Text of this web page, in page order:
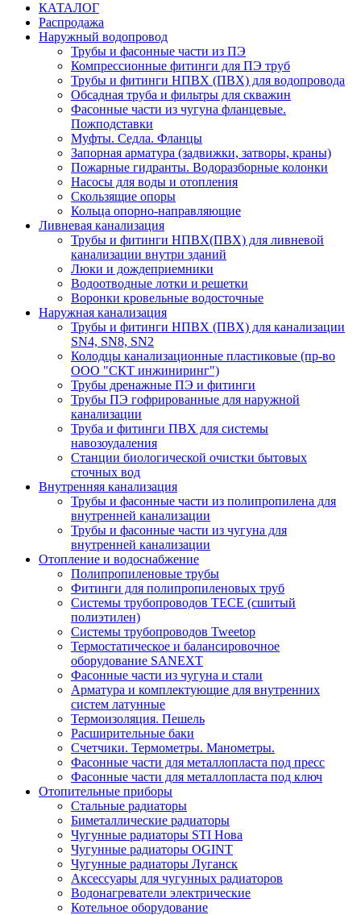
КАТАЛОГ
Распродажа
Наружный водопровод
Трубы и фасонные части из ПЭ
Компрессионные фитинги для ПЭ труб
Трубы и фитинги НПВХ (ПВХ) для водопровода
Обсадная труба и фильтры для скважин
Фасонные части из чугуна фланцевые.
Пожподставки
Муфты. Седла. Фланцы
Запорная арматура (задвижки, затворы, краны)
Пожарные гидранты. Водоразборные колонки
Насосы для воды и отопления
Скользящие опоры
Кольца опорно-направляющие
Ливневая канализация
Трубы и фитинги НПВХ(ПВХ) для ливневой
канализации внутри зданий
Люки и дождеприемники
Водоотводные лотки и решетки
Воронки кровельные водосточные
Наружная канализация
Трубы и фитинги НПВХ (ПВХ) для канализации
SN4, SN8, SN2
Колодцы канализационные пластиковые (пр-во
ООО "СКТ инжиниринг")
Трубы дренажные ПЭ и фитинги
Трубы ПЭ гофрированные для наружной
канализации
Труба и фитинги ПВХ для системы
навозоудаления
Станции биологической очистки бытовых
сточных вод
Внутренняя канализация
Трубы и фасонные части из полипропилена для
внутренней канализации
Трубы и фасонные части из чугуна для
внутренней канализации
Отопление и водоснабжение
Полипропиленовые трубы
Фитинги для полипропиленовых труб
Системы трубопроводов TECE (сшитый
полиэтилен)
Системы трубопроводов Tweetop
Термостатическое и балансировочное
оборудование SANEXT
Фасонные части из чугуна и стали
Арматура и комплектующие для внутренних
систем латунные
Термоизоляция. Пешель
Расширительные баки
Счетчики. Термометры. Манометры.
Фасонные части для металлопласта под пресс
Фасонные части для металлопласта под ключ
Отопительные приборы
Стальные радиаторы
Биметаллические радиаторы
Чугунные радиаторы STI Нова
Чугунные радиаторы OGINT
Чугунные радиаторы Луганск
Аксессуары для чугунных радиаторов
Водонагреватели электрические
Котельное оборудование